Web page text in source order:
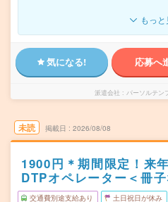
もっ
気になる! 応募へ
派遣会社 パーソルテン
未読 掲載日 2026/08/08
1900円＊期間限定！来
DTPオペレーター＜冊
交通費別途支給あり 土日祝日が休み